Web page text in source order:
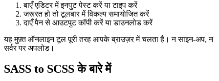
बाएँ एडिटर में इनपुट पेस्ट करें या टाइप करें
जरूरत हो तो टूलबार में विकल्प समायोजित करें
दाएँ पैन से आउटपुट कॉपी करें या डाउनलोड करें
यह मुफ़्त ऑनलाइन टूल पूरी तरह आपके ब्राउज़र में चलता है। न साइन‑अप, न
सर्वर पर अपलोड।
SASS to SCSS के बारे में